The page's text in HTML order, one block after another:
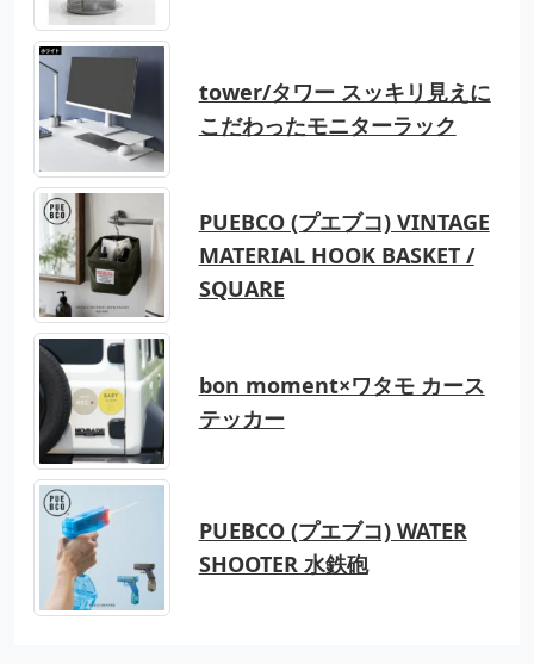
tower/タワー スッキリ見えに
こだわったモニターラック
PUEBCO (プエブコ) VINTAGE
MATERIAL HOOK BASKET /
SQUARE
bon moment×ワタモ カース
テッカー
PUEBCO (プエブコ) WATER
SHOOTER 水鉄砲